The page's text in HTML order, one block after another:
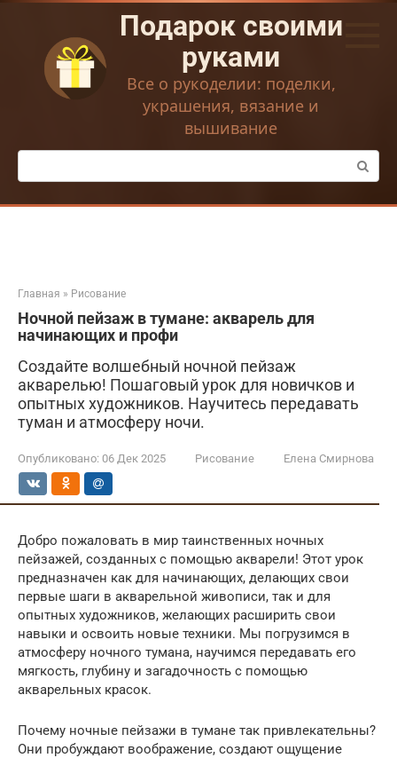
Перейти
контенту
Подарок своими
руками
Все о рукоделии: поделки,
украшения, вязание и
вышивание
Поиск:
Главная » Рисование
Ночной пейзаж в тумане: акварель для
начинающих и профи
Создайте волшебный ночной пейзаж
акварелью! Пошаговый урок для новичков и
опытных художников. Научитесь передавать
туман и атмосферу ночи.
Опубликовано: 06 Дек 2025 Рисование Елена Смирнова
Добро пожаловать в мир таинственных ночных
пейзажей, созданных с помощью акварели! Этот урок
предназначен как для начинающих, делающих свои
первые шаги в акварельной живописи, так и для
опытных художников, желающих расширить свои
навыки и освоить новые техники. Мы погрузимся в
атмосферу ночного тумана, научимся передавать его
мягкость, глубину и загадочность с помощью
акварельных красок.
Почему ночные пейзажи в тумане так привлекательны?
Они пробуждают воображение, создают ощущение